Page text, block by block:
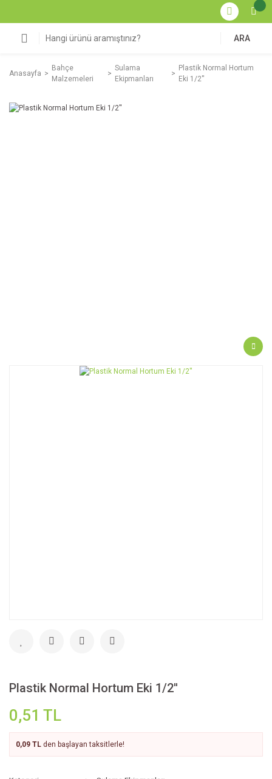
ARA
Anasayfa
Bahçe
Malzemeleri
Sulama
Ekipmanları
Plastik Normal Hortum
Eki 1/2''
Plastik Normal Hortum Eki 1/2''
0,51 TL
0,09 TL den başlayan taksitlerle!